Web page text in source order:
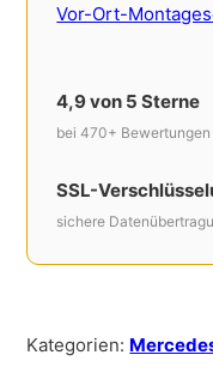
Vor-Ort-
4,9 von 5 Sterne
bei 470+ Bewertungen
SSL-
sichere
Kategorien: